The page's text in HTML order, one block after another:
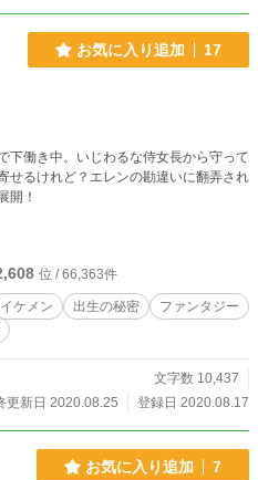
ある話には、※を付けます。
お気に入り追加 17
下働き中。いじわるな侍女長から守って
せるけれど？エレンの勘違いに翻弄され
開！
位 / 66,363件
イケメン 出生の秘密
ファンタジー
文字数 10,437
更新日 2020.08.25
登録日 2020.08.17
お気に入り追加 7